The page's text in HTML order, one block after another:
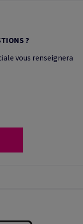
?
vous renseignera